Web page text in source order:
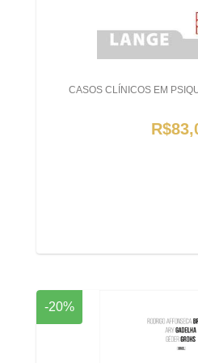
CASOS CLÍNICOS EM
-20%